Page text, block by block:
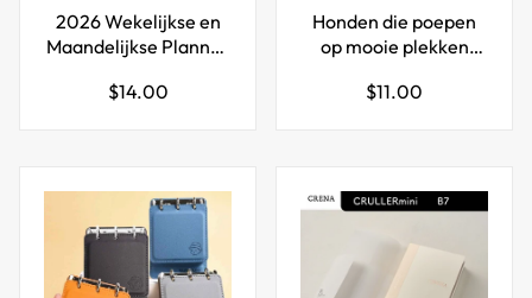
2026 Wekelijkse en
Maandelijkse Planner
Normale
$14.00
Honden die poepen
op mooie plekken
Normale
$11.00